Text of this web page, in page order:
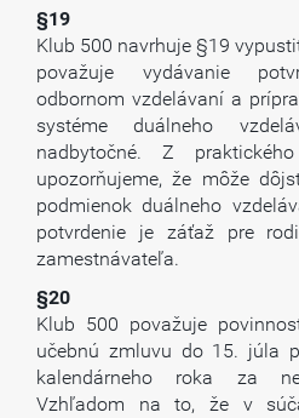
§19
Klub 500 navrhuje §19
považuje vydávanie
odbornom vzdelávaní a
systéme duálneho
nadbytočné. Z
upozorňujeme, že môže
podmienok duálneho
potvrdenie je záťaž pre
zamestnávateľa.
§20
Klub 500 považuje
učebnú zmluvu do 15. júla
kalendárneho roka za
Vzhľadom na to, že v